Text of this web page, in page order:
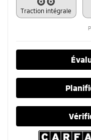
Traction intégrale